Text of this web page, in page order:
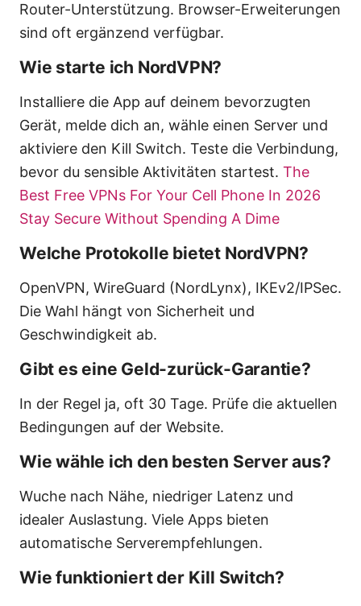
Router-Unterstützung. Browser-Erweiterungen
sind oft ergänzend verfügbar.
Wie starte ich NordVPN?
Installiere die App auf deinem bevorzugten
Gerät, melde dich an, wähle einen Server und
aktiviere den Kill Switch. Teste die Verbindung,
bevor du sensible Aktivitäten startest. The
Best Free VPNs For Your Cell Phone In 2026
Stay Secure Without Spending A Dime
Welche Protokolle bietet NordVPN?
OpenVPN, WireGuard (NordLynx), IKEv2/IPSec.
Die Wahl hängt von Sicherheit und
Geschwindigkeit ab.
Gibt es eine Geld-zurück-Garantie?
In der Regel ja, oft 30 Tage. Prüfe die aktuellen
Bedingungen auf der Website.
Wie wähle ich den besten Server aus?
Wuche nach Nähe, niedriger Latenz und
idealer Auslastung. Viele Apps bieten
automatische Serverempfehlungen.
Wie funktioniert der Kill Switch?